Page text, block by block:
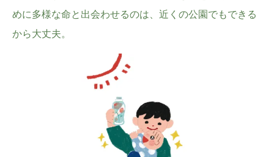
めに多様な命と出会わせるのは、近くの公園でもできる
から大丈夫。